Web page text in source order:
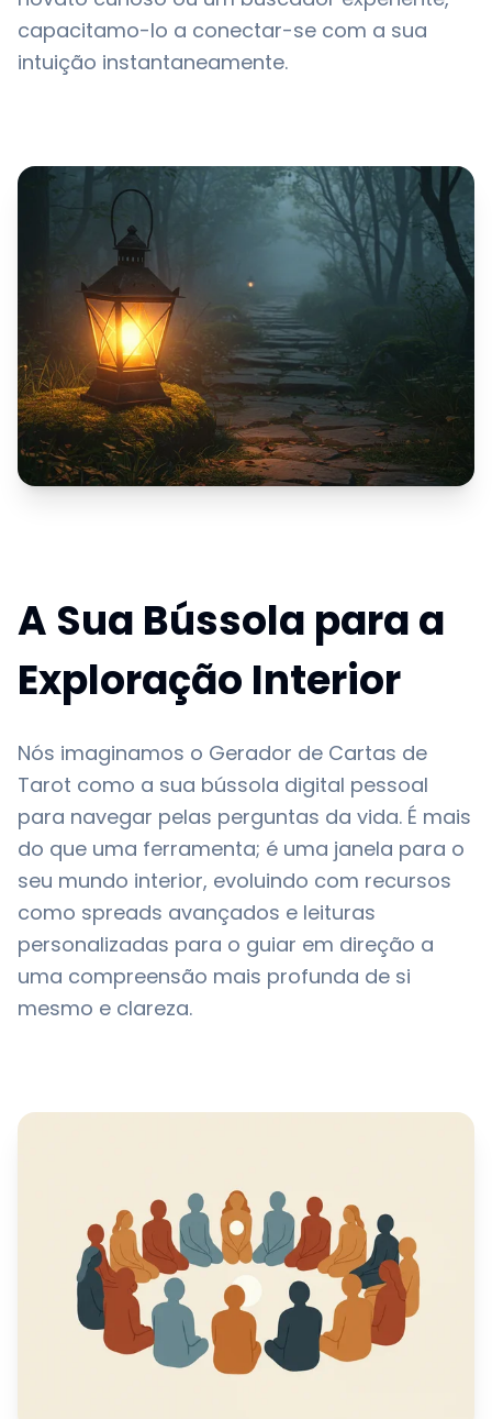
capacitamo-lo a conectar-se com a sua
intuição instantaneamente.
A Sua Bússola para a
Exploração Interior
Nós imaginamos o Gerador de Cartas de
Tarot como a sua bússola digital pessoal
para navegar pelas perguntas da vida. É mais
do que uma ferramenta; é uma janela para o
seu mundo interior, evoluindo com recursos
como spreads avançados e leituras
personalizadas para o guiar em direção a
uma compreensão mais profunda de si
mesmo e clareza.